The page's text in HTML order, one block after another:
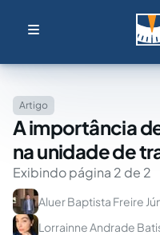
Artigo
A importância
na unidade de
Exibindo página 2 de 2
Aluer Baptista Freire
Lorrainne Andrade